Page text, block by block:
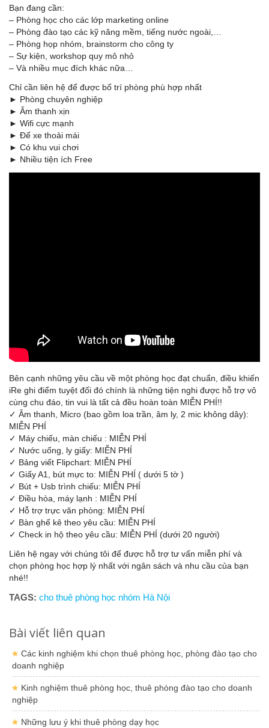
Bạn đang cần:
– Phòng học cho các lớp marketing online
– Phòng đào tạo các kỹ năng mềm, tiếng nước ngoài,…
– Phòng họp nhóm, brainstorm cho công ty
– Sự kiện, workshop quy mô nhỏ
– Và nhiều mục đích khác nữa…
Chỉ cần liên hệ để được bố trí phòng phù hợp nhất
► Phòng chuyên nghiệp
► Âm thanh xịn
► Wifi cực mạnh
► Để xe thoải mái
► Có khu vui chơi
► Nhiều tiện ích Free
Bên cạnh những yêu cầu về một phòng học đạt chuẩn, điều khiến
iRe ghi điểm tuyệt đối đó chính là những tiện nghi được hỗ trợ vô
cùng chu đáo, tin vui là tất cả đều hoàn toàn MIỄN PHÍ!!
✓ Âm thanh, Micro (bao gồm loa trần, âm ly, 2 mic không dây):
MIỄN PHÍ
✓ Máy chiếu, màn chiếu : MIỄN PHÍ
✓ Nước uống, ly giấy: MIỄN PHÍ
✓ Bảng viết Flipchart: MIỄN PHÍ
✓ Giấy A1, bút mực to: MIỄN PHÍ ( dưới 5 tờ )
✓ Bút + Usb trình chiếu: MIỄN PHÍ
✓ Điều hòa, máy lạnh : MIỄN PHÍ
✓ Hỗ trợ trực văn phòng: MIỄN PHÍ
✓ Bàn ghế kê theo yêu cầu: MIỄN PHÍ
✓ Check in hộ theo yêu cầu: MIỄN PHÍ (dưới 20 người)
Liên hệ ngay với chúng tôi để được hỗ trợ tư vấn miễn phí và
chọn phòng học hợp lý nhất với ngân sách và nhu cầu của bạn
nhé!!
TAGS: cho thuê phòng học nhóm Hà Nội
Bài viết liên quan
Các kinh nghiệm khi chọn thuê phòng học, phòng đào tạo cho
doanh nghiệp
Kinh nghiệm thuê phòng học, thuê phòng đào tạo cho doanh
nghiệp
Những lưu ý khi thuê phòng dạy học